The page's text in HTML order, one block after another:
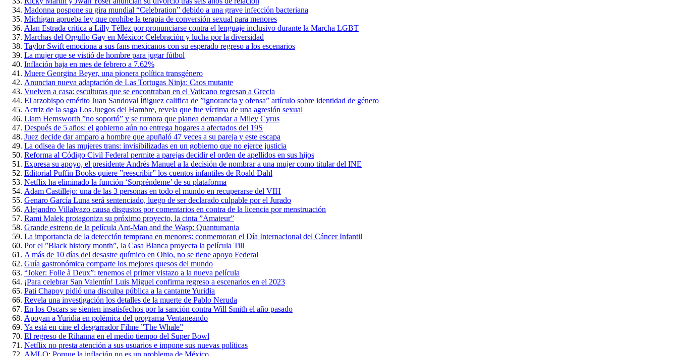
Madonna pospone su gira mundial “Celebration” debido a una grave infección bacteriana
Michigan aprueba ley que prohíbe la terapia de conversión sexual para menores
Alan Estrada critica a Lilly Téllez por pronunciarse contra el lenguaje inclusivo durante la Marcha LGBT
Marchas del Orgullo Gay en México: Celebración y lucha por la diversidad
Taylor Swift emociona a sus fans mexicanos con su esperado regreso a los escenarios
La mujer que se vistió de hombre para jugar fútbol
Inflación baja en mes de febrero a 7.62%
Muere Georgina Beyer, una pionera política transgénero
Anuncian nueva adaptación de Las Tortugas Ninja: Caos mutante
Vuelven a casa: esculturas que se encontraban en el Vaticano regresan a Grecia
El arzobispo emérito Juan Sandoval Íñiguez califica de ”ignorancia y ofensa” artículo sobre identidad de género
Actriz de la saga Los Juegos del Hambre, revela que fue víctima de una agresión sexual
Liam Hemsworth ”no soportó” y se rumora que planea demandar a Miley Cyrus
Después de 5 años: el gobierno aún no entrega hogares a afectados del 19S
Juez decide dar amparo a hombre que apuñaló 47 veces a su pareja y este escapa
La odisea de las mujeres trans: invisibilizadas en un gobierno que no ejerce justicia
Reforma al Código Civil Federal permite a parejas decidir el orden de apellidos en sus hijos
Expresa su apoyo, el presidente Andrés Manuel a la decisión de nombrar a una mujer como titular del INE
Editorial Puffin Books quiere ”reescribir” los cuentos infantiles de Roald Dahl
Netflix ha eliminado la función ‘Sorpréndeme’ de su plataforma
Adam Castillejo: una de las 3 personas en todo el mundo en recuperarse del VIH
Genaro García Luna será sentenciado, luego de ser declarado culpable por el Jurado
Alejandro Villalvazo causa disgustos por comentarios en contra de la licencia por menstruación
Rami Malek protagoniza su próximo proyecto, la cinta ”Amateur”
Grande estreno de la película Ant-Man and the Wasp: Quantumania
La importancia de la detección temprana en menores: conmemoran el Día Internacional del Cáncer Infantil
Por el ”Black history month”, la Casa Blanca proyecta la película Till
A más de 10 días del desastre químico en Ohio, no se tiene apoyo Federal
Guía gastronómica comparte los mejores quesos del mundo
“Joker: Folie à Deux”: tenemos el primer vistazo a la nueva película
¡Para celebrar San Valentín! Luis Miguel confirma regreso a escenarios en el 2023
Pati Chapoy pidió una disculpa pública a la cantante Yuridia
Revela una investigación los detalles de la muerte de Pablo Neruda
En los Oscars se sienten insatisfechos por la sanción contra Will Smith el año pasado
Apoyan a Yuridia en polémica del programa Ventaneando
Ya está en cine el desgarrador Filme ”The Whale”
El regreso de Rihanna en el medio tiempo del Super Bowl
Netflix no presta atención a sus usuarios e impone sus nuevas políticas
AMLO: Porque la inflación no es un problema de México